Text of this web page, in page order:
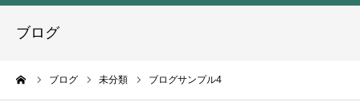
ブログ
ブログ 未分類 ブログサンプル4